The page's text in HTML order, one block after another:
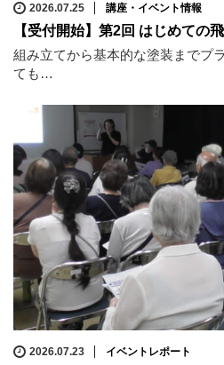
2026.07.25 講座・イベント情報
【受付開始】第2回 はじめての
組み立てから基本的な塗装までプ
ても…
2026.07.23 イベントレポート